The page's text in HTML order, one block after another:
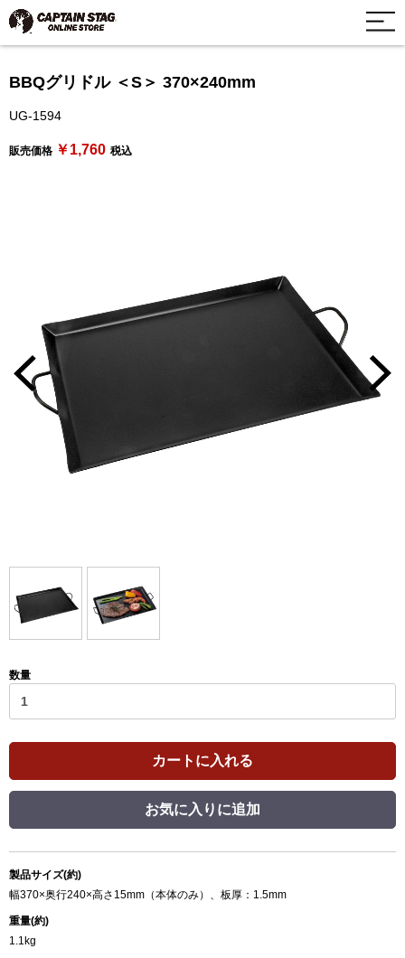
BBQグリドル ＜S＞ 370×240mm
UG-1594
販売価格 ￥1,760 税込
数量
カートに入れる
お気に入りに追加
製品サイズ(約)
幅370×奥行240×高さ15mm（本体のみ）、板厚：1.5mm
重量(約)
1.1kg